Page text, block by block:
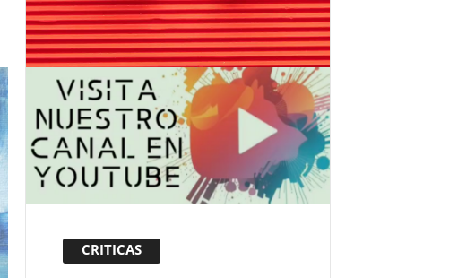
CRITICAS